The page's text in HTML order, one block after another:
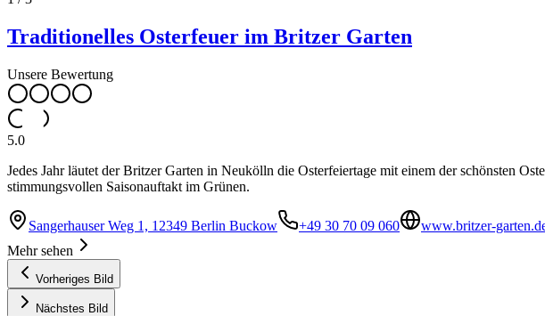
Traditionelles Osterfeuer im Britzer Garten
Unsere Bewertung
5.0
Jedes Jahr läutet der Britzer Garten in Neukölln die Osterfeiertage mit einem der schönsten
stimmungsvollen Saisonauftakt im Grünen.
Sangerhauser Weg 1, 12349 Berlin Buckow +49 30 70 09 060
www.britzer-
Mehr sehen
Vorheriges Bild
Nächstes Bild